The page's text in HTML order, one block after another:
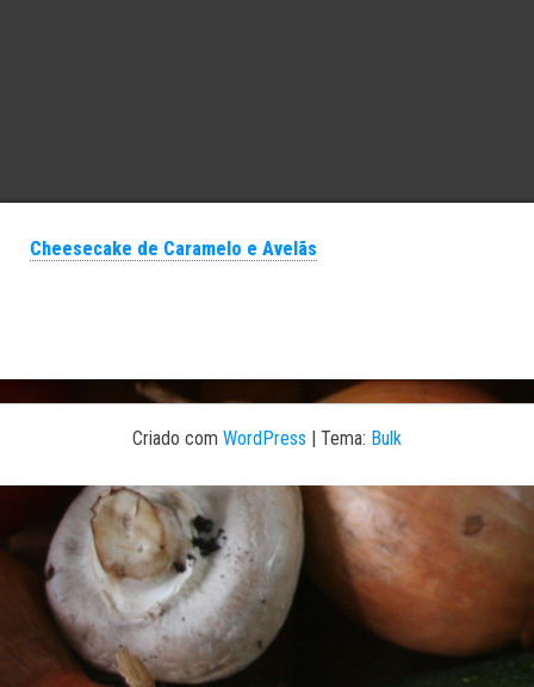
Cheesecake de Caramelo e Avelãs
Criado com WordPress | Tema: Bulk